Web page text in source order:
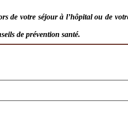
de votre séjour à l’hôpital ou de
de prévention santé.